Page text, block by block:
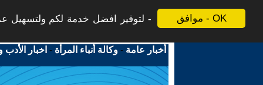
موافق - OK لتوفير افضل خدمة لكم ولتسهيل
أخبار عامة -وكالة أنباء المرأة - اخبار الأدب